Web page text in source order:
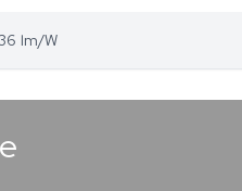
lm/W